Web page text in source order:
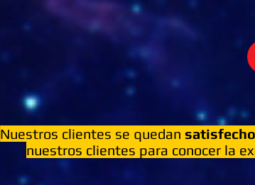
Nuestros clientes se quedan
nuestros clientes para conocer la